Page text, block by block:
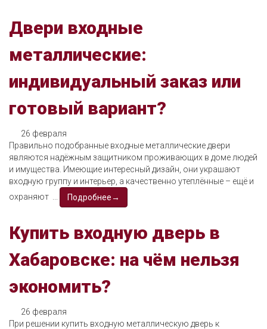
Двери входные
металлические:
индивидуальный заказ или
готовый вариант?
26 февраля
Правильно подобранные входные металлические двери
являются надёжным защитником проживающих в доме людей
и имущества. Имеющие интересный дизайн, они украшают
входную группу и интерьер, а качественно утеплённые – ещё и
охраняют ...
Подробнее→
Купить входную дверь в
Хабаровске: на чём нельзя
экономить?
26 февраля
При решении купить входную металлическую дверь к